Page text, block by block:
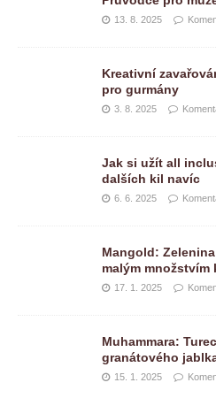
13. 8. 2025
Kreativní
pro gurmány
3. 8. 2025
Jak si užít all
dalších kil navíc
6. 6. 2025
Mangold:
malým množstvím
17. 1. 2025
Muhammara:
granátového
15. 1. 2025